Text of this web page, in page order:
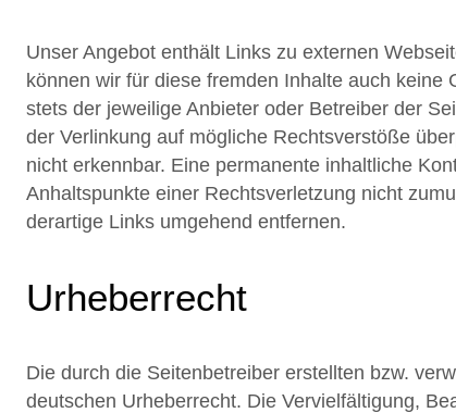
Unser Angebot enthält Links zu externen
können wir für diese fremden Inhalte auch
stets der jeweilige Anbieter oder Betreiber der
der Verlinkung auf mögliche Rechtsverstöße
nicht erkennbar. Eine permanente inhaltliche
Anhaltspunkte einer Rechtsverletzung nicht
derartige Links umgehend entfernen.
Urheberrecht
Die durch die Seitenbetreiber erstellten bzw.
deutschen Urheberrecht. Die Vervielfältigung,